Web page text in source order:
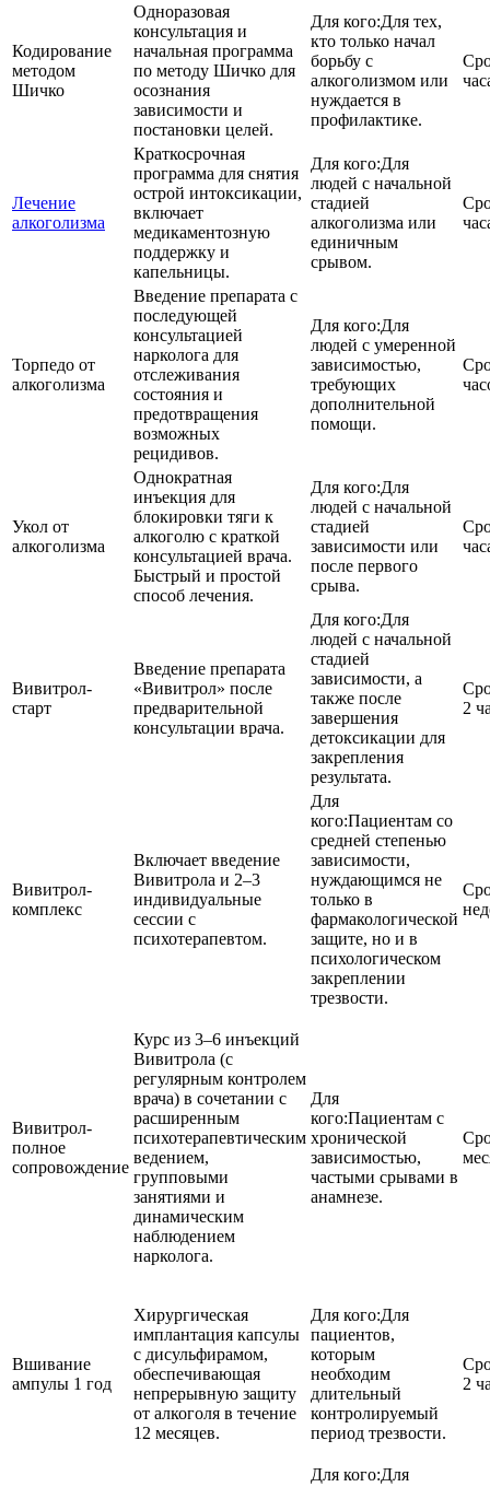
Кодирование
методом
Шичко
Одноразовая
консультация и
начальная программа
по методу Шичко для
осознания
зависимости и
постановки целей.
Для кого:Для тех,
кто только начал
борьбу с
алкоголизмом или
нуждается в
профилактике.
Лечение
алкоголизма
Краткосрочная
программа для снятия
острой интоксикации,
включает
медикаментозную
поддержку и
капельницы.
Для кого:Для
людей с начальной
стадией
алкоголизма или
единичным
срывом.
Торпедо от
алкоголизма
Введение препарата с
последующей
консультацией
нарколога для
отслеживания
состояния и
предотвращения
возможных
рецидивов.
Для кого:Для
людей с умеренной
зависимостью,
требующих
дополнительной
помощи.
Укол от
алкоголизма
Однократная
инъекция для
блокировки тяги к
алкоголю с краткой
консультацией врача.
Быстрый и простой
способ лечения.
Для кого:Для
людей с начальной
стадией
зависимости или
после первого
срыва.
Вивитрол-
старт
Введение препарата
«Вивитрол» после
предварительной
консультации врача.
Для кого:Для
людей с начальной
стадией
зависимости, а
также после
завершения
детоксикации для
закрепления
результата.
2
Вивитрол-
комплекс
Включает введение
Вивитрола и 2–3
индивидуальные
сессии с
психотерапевтом.
Для
кого:Пациентам со
средней степенью
зависимости,
нуждающимся не
только в
фармакологической
защите, но и в
психологическом
закреплении
трезвости.
Вивитрол-
полное
сопровождение
Курс из 3–6 инъекций
Вивитрола (с
регулярным контролем
врача) в сочетании с
расширенным
психотерапевтическим
ведением,
групповыми
занятиями и
динамическим
наблюдением
нарколога.
Для
кого:Пациентам с
хронической
зависимостью,
частыми срывами в
анамнезе.
Вшивание
ампулы 1 год
Хирургическая
имплантация капсулы
с дисульфирамом,
обеспечивающая
непрерывную защиту
от алкоголя в течение
12 месяцев.
Для кого:Для
пациентов,
которым
необходим
длительный
контролируемый
период трезвости.
2
Для кого:Для